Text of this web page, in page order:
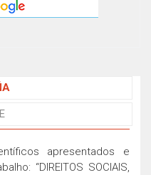
apresentados e
“DIREITOS SOCIAIS,